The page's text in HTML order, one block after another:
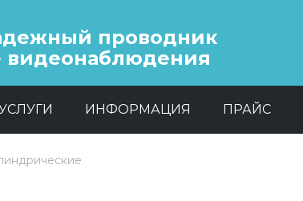
проводник
видеонаблюдения
ИНФОРМАЦИЯ ПРАЙС